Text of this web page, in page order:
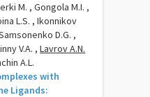
M. , Gongola M.I. ,
L.S. , Ikonnikov
D.G. ,
V.A. ,Lavrov A.N.
A.L.
with
Ligands: